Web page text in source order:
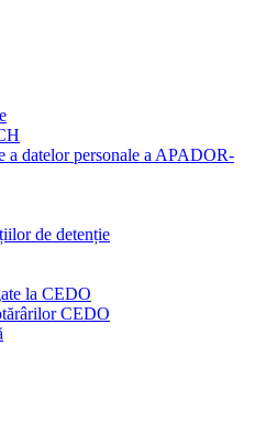
a datelor personale a APADOR-
de detenție
la CEDO
CEDO